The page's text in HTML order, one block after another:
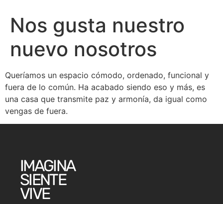
Nos gusta nuestro
nuevo nosotros
Queríamos un espacio cómodo, ordenado, funcional y
fuera de lo común. Ha acabado siendo eso y más, es
una casa que transmite paz y armonía, da igual como
vengas de fuera.
IMAGINA
SIENTE
VIVE